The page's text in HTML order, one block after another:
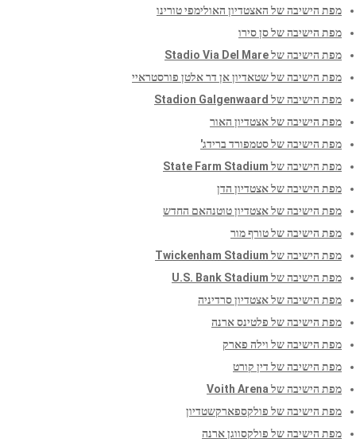
מפת הישיבה של האצטדיון האולימפי טורינו
מפת הישיבה של סן סירו
מפת הישיבה של Stadio Via Del Mare
מפת הישיבה של שטאדיון אן דר אלטן פורסטראיי
מפת הישיבה של Stadion Galgenwaard
מפת הישיבה של אצטדיון האור
מפת הישיבה של סטמפורד ברידג'
מפת הישיבה של State Farm Stadium
מפת הישיבה של אצטדיון הדן
מפת הישיבה של אצטדיון טוטנהאם החדש
מפת הישיבה של טורף מור
מפת הישיבה של Twickenham Stadium
מפת הישיבה של U.S. Bank Stadium
מפת הישיבה של אצטדיון סרדיניה
מפת הישיבה של פלטינס ארנה
מפת הישיבה של וילה פארק
מפת הישיבה של דין קורט
מפת הישיבה של Voith Arena
מפת הישיבה של פולקספארקשטדיון
מפת הישיבה של פולקסווגן ארנה